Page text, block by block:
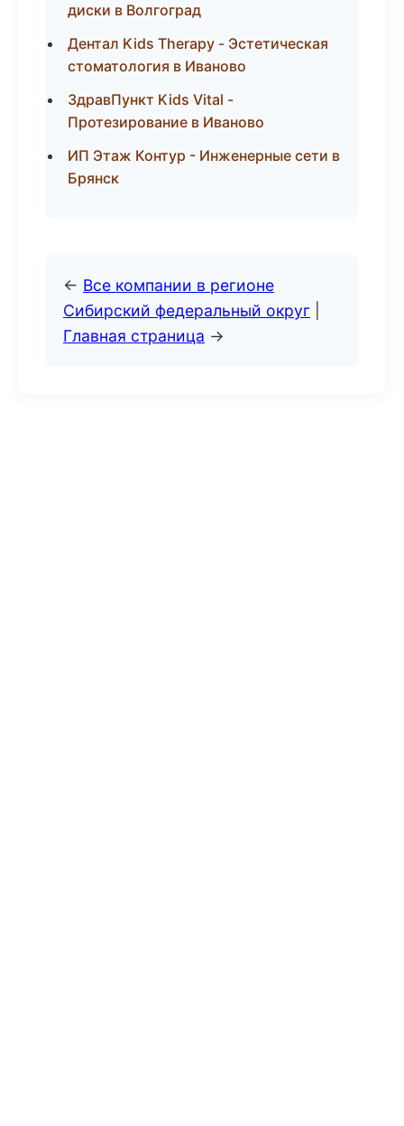
диски в Волгоград
Дентал Kids Therapy - Эстетическая
стоматология в Иваново
ЗдравПункт Kids Vital -
Протезирование в Иваново
ИП Этаж Контур - Инженерные сети в
Брянск
← Все компании в регионе
Сибирский федеральный округ
Главная страница →